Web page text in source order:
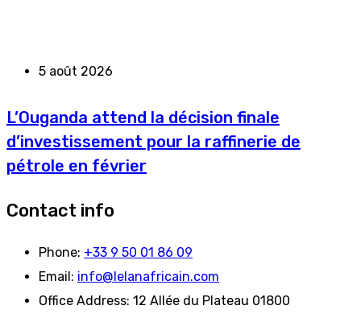
5 août 2026
L’Ouganda attend la décision finale
d’investissement pour la raffinerie de
pétrole en février
Contact info
Phone: +33 9 50 01 86 09
Email: info@lelanafricain.com
Office Address: 12 Allée du Plateau 01800